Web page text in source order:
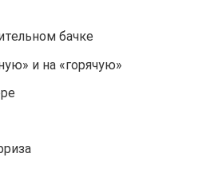
бачке
и на «горячую»